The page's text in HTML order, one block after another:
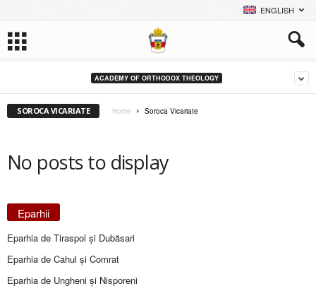
ENGLISH
ACADEMY OF ORTHODOX THEOLOGY
SOROCA VICARIATE Home Soroca Vicariate
No posts to display
Eparhii
Eparhia de Tiraspol și Dubăsari
Eparhia de Cahul și Comrat
Eparhia de Ungheni și Nisporeni